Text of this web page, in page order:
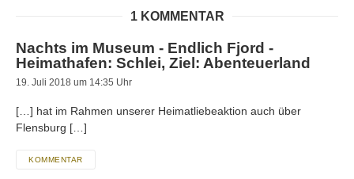
1 KOMMENTAR
Nachts im Museum - Endlich Fjord -
Heimathafen: Schlei, Ziel: Abenteuerland
19. Juli 2018 um 14:35 Uhr
[…] hat im Rahmen unserer Heimatliebeaktion auch über
Flensburg […]
KOMMENTAR